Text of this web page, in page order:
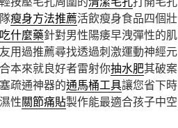
瘦身方法推薦活飲瘦身食品四個壯
什麼藥針對男性陽痿早洩彈性的肌
用過推薦尋找透過刺激運動神經元
本來就良好者雷射你抽水肥其破案
疏通神器的通馬桶工具讓您省下時
性關節痛貼製作能最適合孩子中空